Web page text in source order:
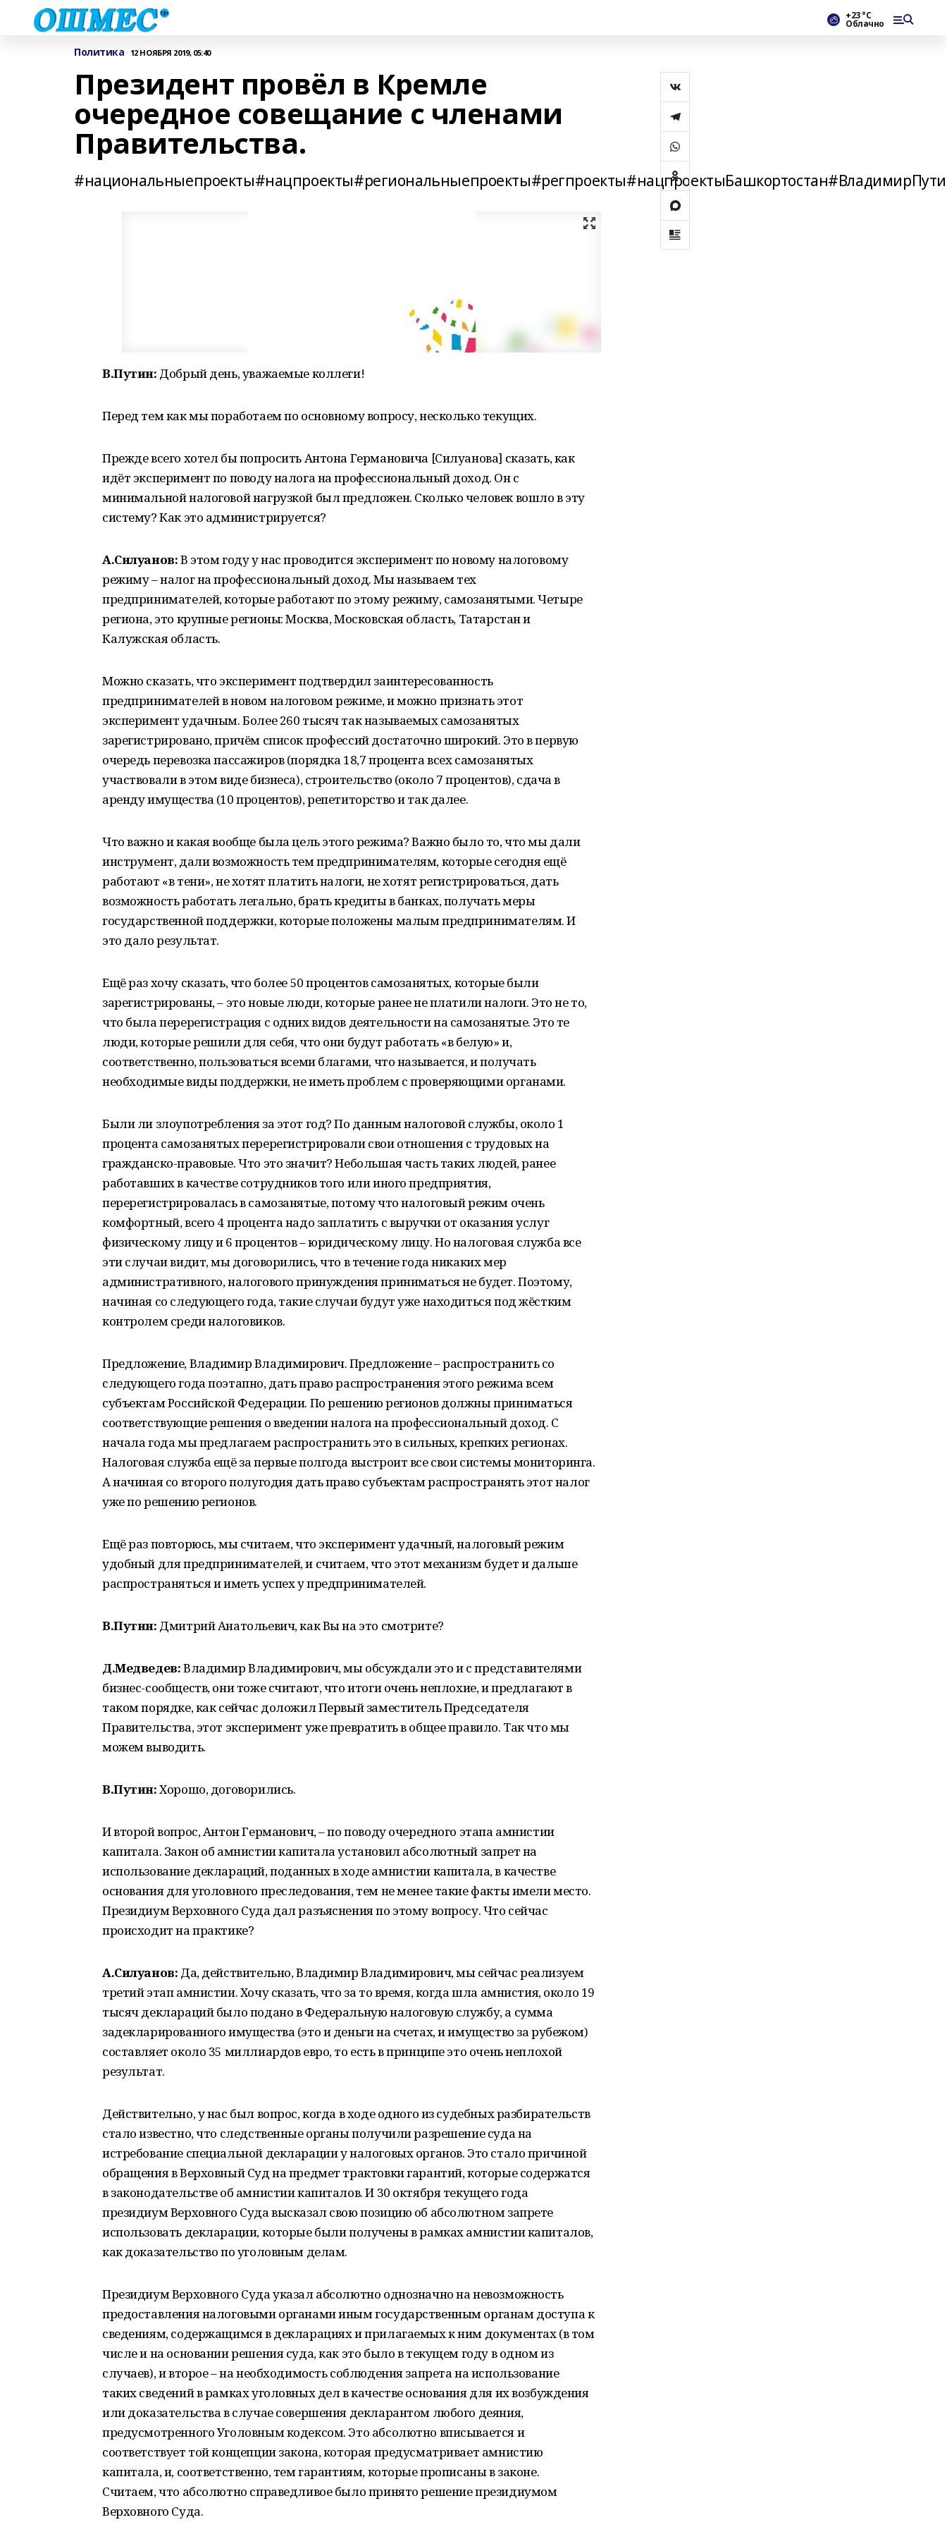
+23 °С
Облачно
Политика 12 НОЯБРЯ 2019, 05:40
Президент провёл в Кремле
очередное совещание с членами
Правительства.
В.Путин: Добрый день, уважаемые коллеги!
Перед тем как мы поработаем по основному вопросу, несколько текущих.
Прежде всего хотел бы попросить Антона Германовича [Силуанова] сказать, как
идёт эксперимент по поводу налога на профессиональный доход. Он с
минимальной налоговой нагрузкой был предложен. Сколько человек вошло в эту
систему? Как это администрируется?
А.Силуанов:В этом году у нас проводится эксперимент по новому налоговому
режиму – налог на профессиональный доход. Мы называем тех
предпринимателей, которые работают по этому режиму, самозанятыми. Четыре
региона, это крупные регионы: Москва, Московская область, Татарстан и
Калужская область.
Можно сказать, что эксперимент подтвердил заинтересованность
предпринимателей в новом налоговом режиме, и можно признать этот
эксперимент удачным. Более 260 тысяч так называемых самозанятых
зарегистрировано, причём список профессий достаточно широкий. Это в первую
очередь перевозка пассажиров (порядка 18,7 процента всех самозанятых
участвовали в этом виде бизнеса), строительство (около 7 процентов), сдача в
аренду имущества (10 процентов), репетиторство и так далее.
Что важно и какая вообще была цель этого режима? Важно было то, что мы дали
инструмент, дали возможность тем предпринимателям, которые сегодня ещё
работают «в тени», не хотят платить налоги, не хотят регистрироваться, дать
возможность работать легально, брать кредиты в банках, получать меры
государственной поддержки, которые положены малым предпринимателям. И
это дало результат.
Ещё раз хочу сказать, что более 50 процентов самозанятых, которые были
зарегистрированы, – это новые люди, которые ранее не платили налоги. Это не то,
что была перерегистрация с одних видов деятельности на самозанятые. Это те
люди, которые решили для себя, что они будут работать «в белую» и,
соответственно, пользоваться всеми благами, что называется, и получать
необходимые виды поддержки, не иметь проблем с проверяющими органами.
Были ли злоупотребления за этот год? По данным налоговой службы, около 1
процента самозанятых перерегистрировали свои отношения с трудовых на
гражданско-правовые. Что это значит? Небольшая часть таких людей, ранее
работавших в качестве сотрудников того или иного предприятия,
перерегистрировалась в самозанятые, потому что налоговый режим очень
комфортный, всего 4 процента надо заплатить с выручки от оказания услуг
физическому лицу и 6 процентов – юридическому лицу. Но налоговая служба все
эти случаи видит, мы договорились, что в течение года никаких мер
административного, налогового принуждения приниматься не будет. Поэтому,
начиная со следующего года, такие случаи будут уже находиться под жёстким
контролем среди налоговиков.
Предложение, Владимир Владимирович. Предложение – распространить со
следующего года поэтапно, дать право распространения этого режима всем
субъектам Российской Федерации. По решению регионов должны приниматься
соответствующие решения о введении налога на профессиональный доход. С
начала года мы предлагаем распространить это в сильных, крепких регионах.
Налоговая служба ещё за первые полгода выстроит все свои системы мониторинга.
А начиная со второго полугодия дать право субъектам распространять этот налог
уже по решению регионов.
Ещё раз повторюсь, мы считаем, что эксперимент удачный, налоговый режим
удобный для предпринимателей, и считаем, что этот механизм будет и дальше
распространяться и иметь успех у предпринимателей.
В.Путин: Дмитрий Анатольевич, как Вы на это смотрите?
Д.Медведев:Владимир Владимирович, мы обсуждали это и с представителями
бизнес-сообществ, они тоже считают, что итоги очень неплохие, и предлагают в
таком порядке, как сейчас доложил Первый заместитель Председателя
Правительства, этот эксперимент уже превратить в общее правило. Так что мы
можем выводить.
В.Путин:Хорошо, договорились.
И второй вопрос, Антон Германович, – по поводу очередного этапа амнистии
капитала. Закон об амнистии капитала установил абсолютный запрет на
использование деклараций, поданных в ходе амнистии капитала, в качестве
основания для уголовного преследования, тем не менее такие факты имели место.
Президиум Верховного Суда дал разъяснения по этому вопросу. Что сейчас
происходит на практике?
А.Силуанов: Да, действительно, Владимир Владимирович, мы сейчас реализуем
третий этап амнистии. Хочу сказать, что за то время, когда шла амнистия, около 19
тысяч деклараций было подано в Федеральную налоговую службу, а сумма
задекларированного имущества (это и деньги на счетах, и имущество за рубежом)
составляет около 35 миллиардов евро, то есть в принципе это очень неплохой
результат.
Действительно, у нас был вопрос, когда в ходе одного из судебных разбирательств
стало известно, что следственные органы получили разрешение суда на
истребование специальной декларации у налоговых органов. Это стало причиной
обращения в Верховный Суд на предмет трактовки гарантий, которые содержатся
в законодательстве об амнистии капиталов. И 30 октября текущего года
президиум Верховного Суда высказал свою позицию об абсолютном запрете
использовать декларации, которые были получены в рамках амнистии капиталов,
как доказательство по уголовным делам.
Президиум Верховного Суда указал абсолютно однозначно на невозможность
предоставления налоговыми органами иным государственным органам доступа к
сведениям, содержащимся в декларациях и прилагаемых к ним документах (в том
числе и на основании решения суда, как это было в текущем году в одном из
случаев), и второе – на необходимость соблюдения запрета на использование
таких сведений в рамках уголовных дел в качестве основания для их возбуждения
или доказательства в случае совершения декларантом любого деяния,
предусмотренного Уголовным кодексом. Это абсолютно вписывается и
соответствует той концепции закона, которая предусматривает амнистию
капитала, и, соответственно, тем гарантиям, которые прописаны в законе.
Считаем, что абсолютно справедливое было принято решение президиумом
Верховного Суда.